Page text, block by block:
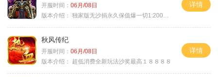
开服时间： 06月/08日
版本介绍： 独家版无沙捐永久保值爆一切1:2000回3
详情
秋风传纪
开服时间： 06月/08日
版本介绍：
超低消费全新玩法沙奖最高１８８８８
详情